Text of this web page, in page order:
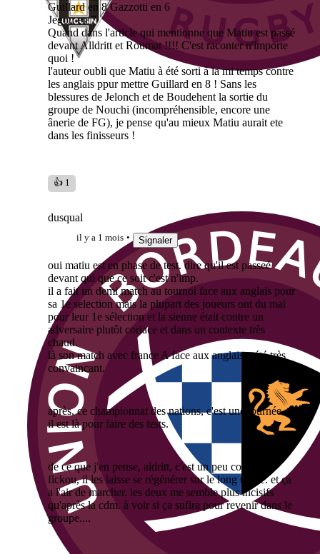
Guillard en 8 Gazzotti en 6
Jegou en 7
Quand dans l'article qui mentionne que Matiu est passé
devant Alldritt et Roumat !!!! C'est raconter n'importe
quoi !
l'auteur oubli que Matiu à été sorti à la mi temps contre
les anglais ppur mettre Guillard en 8 ! Sans les
blessures de Jelonch et de Boudehent la sortie du
groupe de Nouchi (incompréhensible, encore une
ânerie de FG), je pense qu'au mieux Matiu aurait ete
dans les finisseurs !
👍 1
dusqual
il y a 1 mois Signaler
oui matiu est en phase de test. dire qu'il est passeé
devant qui que ce soit c'est n'imp.
il a fait un demi match au tournoi face aux anglais pour
sa 1e selection mais la plupart des joueurs ont du mal
pour leur 1e sélection et la sienne était contre un
adversaire plutôt coriace et dans un contexte très
chaud.
là son match avec france A face aux anglais a été très
convaincant.
après, ce championnat des nations, c'est une tournée +
il est là pour faire des tests.
de ce que j'en pense, aldritt, c'est un peu comme
fickou, il les laisse se régénérer sur le long terme. et ça
a l'air de marcher. les deux me semble plus incisifs
qu'après la cdm. à voir si ça sufira pour revenir dans le
groupe....